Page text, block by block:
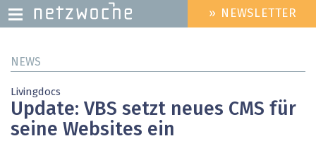
zum
HEADER
MENU
» NEWSLETTER
NEWS
Livingdocs
Update: VBS setzt neues CMS für
seine Websites ein